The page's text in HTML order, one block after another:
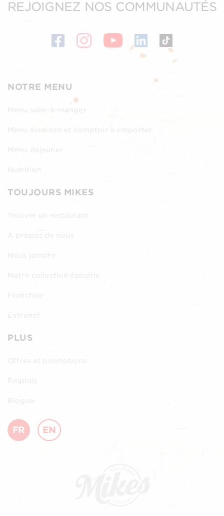
NOTRE MENU
Menu salle-à-manger
Menu livraison et comptoir à emporter
TOUJOURS MIKES
Nous joindre
PLUS
Emplois
Blogue
FR EN
REJOIGNEZ NOS COMMUNAUTÉS